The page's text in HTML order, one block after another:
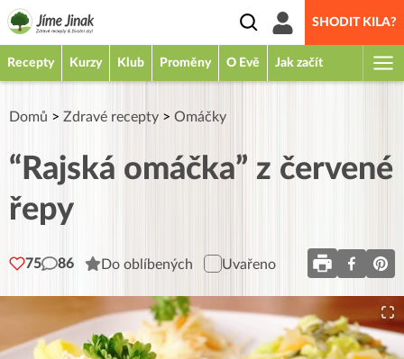
SHODIT KILA?
Recepty Kurzy Klub Proměny O Evě Jak začít
Domů > Zdravé recepty > Omáčky
“Rajská omáčka” z červené
řepy
75 86 Do oblíbených Uvařeno